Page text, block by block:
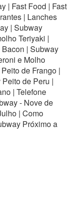
| Fast Food | Fast
| Lanches
| Subway
Teriyaki |
| Subway
e Molho
de Frango |
de Peru |
| Telefone
- Nove de
| Como
Próximo a